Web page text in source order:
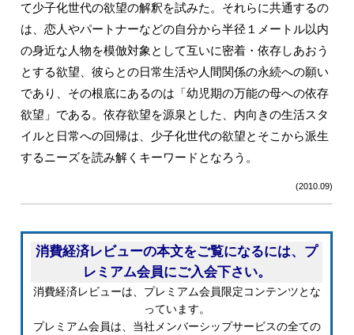
て少子化世代の欲望の解釈を試みた。それらに共通するの
は、恋人やパートナーなどの自分から半径１メートル以内
の身近な人物を模倣対象として互いに密着・依存しあおう
とする欲望、彼らとの日常生活や人間関係の永続への願い
であり、その根底にあるのは「幼児期の万能の母への依存
欲望」である。依存欲望を源泉とした、内向きの生活スタ
イルと日常への回帰は、少子化世代の欲望とそこから派生
するニーズを読み解くキーワードとなろう。
(2010.09)
消費経済レビューの本文をご覧になるには、プ
レミアム会員にご入会下さい。
消費経済レビューは、プレミアム会員限定コンテンツとな
っています。
プレミアム会員は、当社メンバーシップサービスの全ての